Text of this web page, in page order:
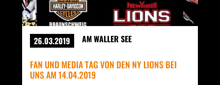
26.03.2019 AM WALLER SEE
FAN UND MEDIA TAG VON DEN NY LIONS BEI
UNS AM 14.04.2019